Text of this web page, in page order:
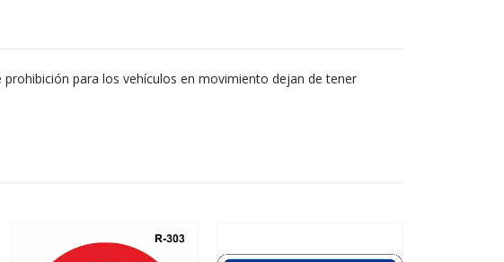
para los vehículos en movimiento dejan de tener